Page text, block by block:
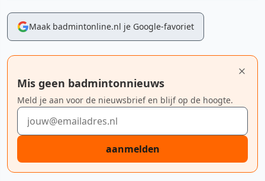
Maak badmintonline.nl je Google-favoriet
Mis geen badmintonnieuws
Meld je aan voor de nieuwsbrief en blijf op de hoogte.
E-mailadres
aanmelden